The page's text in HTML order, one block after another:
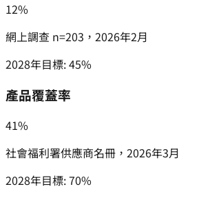
12%
網上調查 n=203，2026年2月
2028年目標:45%
產品覆蓋率
41%
社會福利署供應商名冊，2026年3月
2028年目標:70%